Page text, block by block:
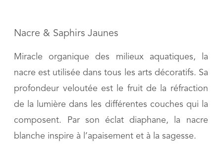
Nacre & Saphirs Jaunes
Miracle organique des milieux aquatiques, la
nacre est utilisée dans tous les arts décoratifs. Sa
profondeur veloutée est le fruit de la réfraction
de la lumière dans les différentes couches qui la
composent. Par son éclat diaphane, la nacre
blanche inspire à l’apaisement et à la sagesse.